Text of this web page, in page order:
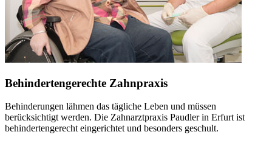
Behindertengerechte Zahnpraxis
Behinderungen lähmen das tägliche Leben und müssen
berücksichtigt werden. Die Zahnarztpraxis Paudler in Erfurt ist
behindertengerecht eingerichtet und besonders geschult.